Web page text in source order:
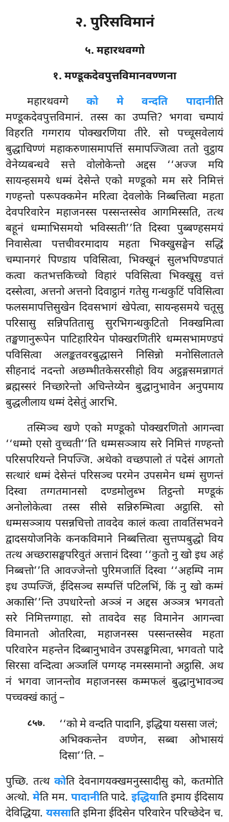
२. पुरिसविमानं
५. महारथवग्गो
१. मण्डूकदेवपुत्तविमानवण्णना
महारथवग्गेको मे वन्दति पादानीति
मण्डूकदेवपुत्तविमानं. तस्स का उप्पत्ति? भगवा चम्पायं
विहरति गग्गराय पोक्खरणिया तीरे. सो पच्चूसवेलायं
बुद्धाचिण्णं महाकरुणासमापत्तिं समापज्जित्वा ततो वुट्ठाय
वेनेय्यबन्धवे सत्ते वोलोकेन्तो अद्दस ‘‘अज्ज मयि
सायन्हसमये धम्मं देसेन्ते एको मण्डूको मम सरे निमित्तं
गण्हन्तो परूपक्कमेन मरित्वा देवलोके निब्बत्तित्वा महता
देवपरिवारेन महाजनस्स पस्सन्तस्सेव आगमिस्सति, तत्थ
बहूनं धम्माभिसमयो भविस्सती’’ति दिस्वा पुब्बण्हसमयं
निवासेत्वा पत्तचीवरमादाय महता भिक्खुसङ्घेन सद्धिं
चम्पानगरं पिण्डाय पविसित्वा, भिक्खूनं सुलभपिण्डपातं
कत्वा कतभत्तकिच्चो विहारं पविसित्वा भिक्खूसु वत्तं
दस्सेत्वा, अत्तनो अत्तनो दिवाट्ठानं गतेसु गन्धकुटिं पविसित्वा
फलसमापत्तिसुखेन दिवसभागं खेपेत्वा, सायन्हसमये चतूसु
परिसासु सन्निपतितासु सुरभिगन्धकुटितो निक्खमित्वा
तङ्खणानुरूपेन पाटिहारियेन पोक्खरणितीरे धम्मसभामण्डपं
पविसित्वा अलङ्कतवरबुद्धासने निसिन्नो मनोसिलातले
सीहनादं नदन्तो अछम्भीतकेसरसीहो विय अट्ठङ्गसमन्नागतं
ब्रह्मस्सरं निच्छारेन्तो अचिन्तेय्येन बुद्धानुभावेन अनुपमाय
बुद्धलीलाय धम्मं देसेतुं आरभि.
तस्मिञ्च खणे एको मण्डूको पोक्खरणितो आगन्त्वा
‘‘धम्मो एसो वुच्चती’’ति धम्मसञ्ञाय सरे निमित्तं गण्हन्तो
परिसपरियन्ते निपज्जि. अथेको वच्छपालो तं पदेसं आगतो
सत्थारं धम्मं देसेन्तं परिसञ्च परमेन उपसमेन धम्मं सुणन्तं
दिस्वा तग्गतमानसो दण्डमोलुब्भ तिट्ठन्तो मण्डूकं
अनोलोकेत्वा तस्स सीसे सन्निरुम्भित्वा अट्ठासि. सो
धम्मसञ्ञाय पसन्नचित्तो तावदेव कालं कत्वा तावतिंसभवने
द्वादसयोजनिके कनकविमाने निब्बत्तित्वा सुत्तप्पबुद्धो विय
तत्थ अच्छरासङ्घपरिवुतं अत्तानं दिस्वा ‘‘कुतो नु खो इध अहं
निब्बत्तो’’ति आवज्जेन्तो पुरिमजातिं दिस्वा ‘‘अहम्पि नाम
इध उप्पज्जिं, ईदिसञ्च सम्पत्तिं पटिलभिं, किं नु खो कम्मं
अकासि’’न्ति उपधारेन्तो अञ्ञं न अद्दस अञ्ञत्र भगवतो
सरे निमित्तग्गाहा. सो तावदेव सह विमानेन आगन्त्वा
विमानतो ओतरित्वा, महाजनस्स पस्सन्तस्सेव महता
परिवारेन महन्तेन दिब्बानुभावेन उपसङ्कमित्वा, भगवतो पादे
सिरसा वन्दित्वा अञ्जलिं पग्गय्ह नमस्समानो अट्ठासि. अथ
नं भगवा जानन्तोव महाजनस्स कम्मफलं बुद्धानुभावञ्च
पच्चक्खं कातुं –
८५७.
‘‘को मे वन्दति पादानि, इद्धिया यससा जलं;
अभिक्कन्तेन वण्णेन, सब्बा ओभासयं
दिसा’’ति. –
पुच्छि. तत्थ कोति देवनागयक्खमनुस्सादीसु को, कतमोति
अत्थो.मेति मम. पादानीति पादे.इद्धियाति इमाय ईदिसाय
देविद्धिया.यससाति इमिना ईदिसेन परिवारेन परिच्छेदेन च.